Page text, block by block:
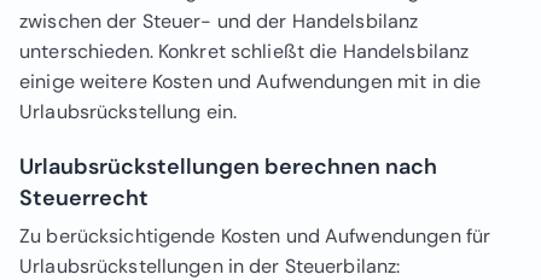
zwischen der Steuer- und der Handelsbilanz
unterschieden. Konkret schließt die Handelsbilanz
einige weitere Kosten und Aufwendungen mit in die
Urlaubsrückstellung ein.
Urlaubsrückstellungen berechnen nach
Steuerrecht
Zu berücksichtigende Kosten und Aufwendungen für
Urlaubsrückstellungen in der Steuerbilanz: